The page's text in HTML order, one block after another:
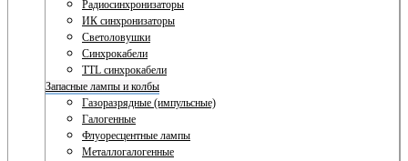
Радиосинхронизаторы
ИК синхронизаторы
Светоловушки
Синхрокабели
TTL синхрокабели
Запасные лампы и колбы
Газоразрядные (импульсные)
Галогенные
Флуоресцентные лампы
Металлогалогенные